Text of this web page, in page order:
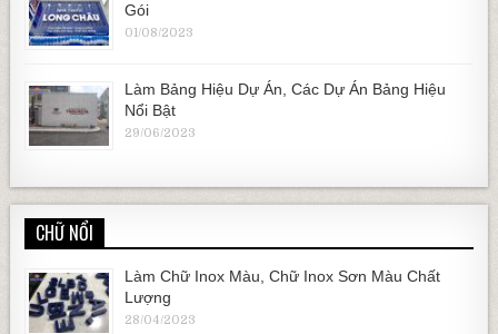
Gói
01/08/2023
Làm Bảng Hiệu Dự Án, Các Dự Án Bảng Hiệu
Nổi Bật
29/06/2023
CHỮ NỔI
Làm Chữ Inox Màu, Chữ Inox Sơn Màu Chất
Lượng
28/04/2023